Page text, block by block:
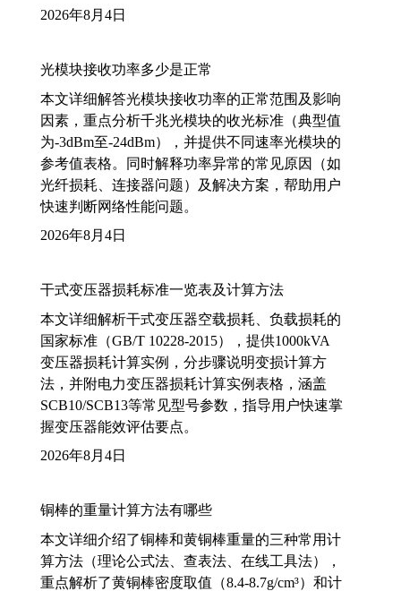
2026年8月4日
光模块接收功率多少是正常
本文详细解答光模块接收功率的正常范围及影响
因素，重点分析千兆光模块的收光标准（典型值
为-3dBm至-24dBm），并提供不同速率光模块的
参考值表格。同时解释功率异常的常见原因（如
光纤损耗、连接器问题）及解决方案，帮助用户
快速判断网络性能问题。
2026年8月4日
干式变压器损耗标准一览表及计算方法
本文详细解析干式变压器空载损耗、负载损耗的
国家标准（GB/T 10228-2015），提供1000kVA
变压器损耗计算实例，分步骤说明变损计算方
法，并附电力变压器损耗计算实例表格，涵盖
SCB10/SCB13等常见型号参数，指导用户快速掌
握变压器能效评估要点。
2026年8月4日
铜棒的重量计算方法有哪些
本文详细介绍了铜棒和黄铜棒重量的三种常用计
算方法（理论公式法、查表法、在线工具法），
重点解析了黄铜棒密度取值（8.4-8.7g/cm³）和计